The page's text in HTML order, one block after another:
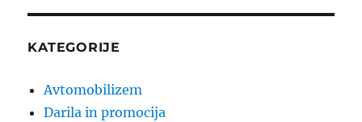
KATEGORIJE
Avtomobilizem
Darila in promocija